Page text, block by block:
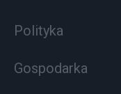
Polityka
Gospodarka